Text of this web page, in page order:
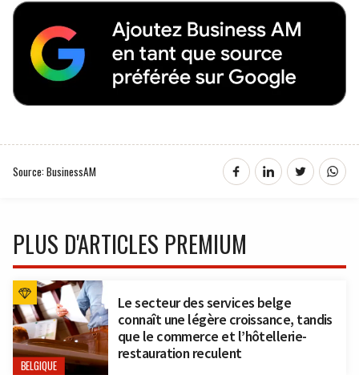
Source: BusinessAM
PLUS D'ARTICLES PREMIUM
BELGIQUE
Le secteur des services belge
connaît une légère croissance, tandis
que le commerce et l’hôtellerie-
restauration reculent